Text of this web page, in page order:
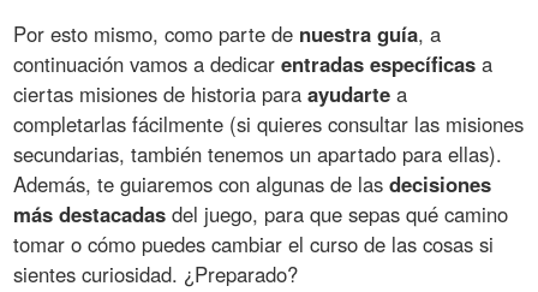
Por esto mismo, como parte de nuestra guía, a
continuación vamos a dedicarentradas específicas a
ciertas misiones de historia paraayudarte a
completarlas fácilmente (si quieres consultar las misiones
secundarias, también tenemos un apartado para ellas).
Además, te guiaremos con algunas de lasdecisiones
más destacadas del juego, para que sepas qué camino
tomar o cómo puedes cambiar el curso de las cosas si
sientes curiosidad. ¿Preparado?